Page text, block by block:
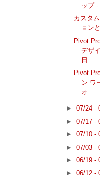
ップ
カスタ
ョン
Pivot
デザ
日...
Pivot
ン ワ
オ...
► 07/24 -
► 07/17 -
► 07/10 -
► 07/03 -
► 06/19 -
► 06/12 -